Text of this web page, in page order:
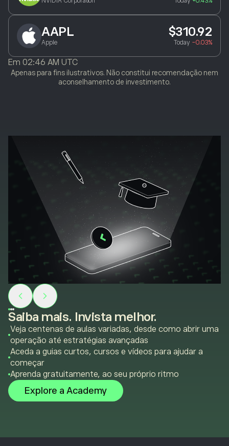
AAPL
Apple
$310.92
Today -0.03%
Em 02:46 AM UTC
Apenas para fins ilustrativos. Não constitui recomendação nem
aconselhamento de investimento.
Saiba mais. Invista melhor.
Veja centenas de aulas variadas, desde como abrir uma
operação até estratégias avançadas
Aceda a guias curtos, cursos e vídeos para ajudar a
começar
Aprenda gratuitamente, ao seu próprio ritmo
Explore a Academy